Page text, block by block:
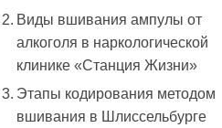
Виды вшивания ампулы от
алкоголя в наркологической
клинике «Станция Жизни»
Этапы кодирования методом
вшивания в Шлиссельбурге